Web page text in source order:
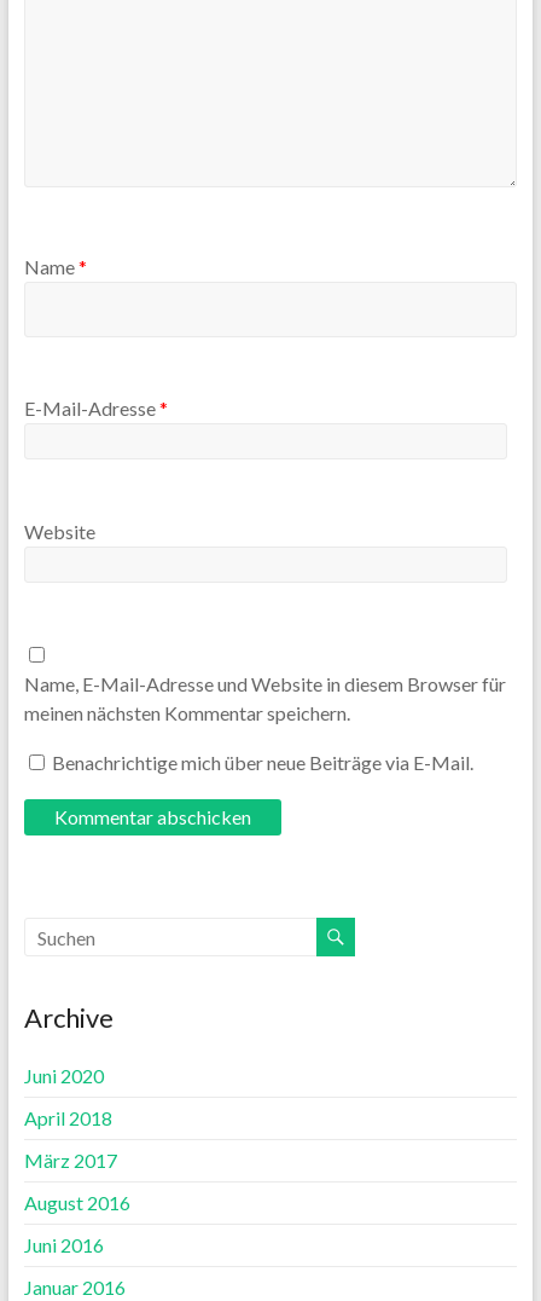
Name*
E-Mail-Adresse*
Website
Name, E-Mail-Adresse und Website in diesem Browser für
meinen nächsten Kommentar speichern.
Benachrichtige mich über neue Beiträge via E-Mail.
Archive
Juni 2020
April 2018
März 2017
August 2016
Juni 2016
Januar 2016